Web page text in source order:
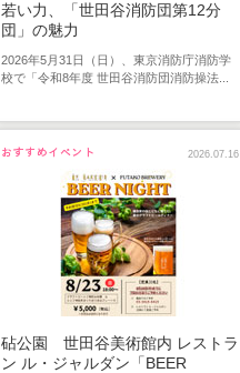
若い力、「世田谷消防団第12分
団」の魅力
2026年5月31日（日）、東京消防庁消防学
校で「令和8年度 世田谷消防団消防操法...
2026.07.16
砧公園 世田谷美術館内 レストラ
ン ル・ジャルダン「BEER